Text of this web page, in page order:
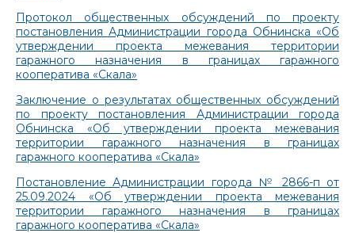
Протокол общественных обсуждений по проекту
постановления Администрации города Обнинска «Об
утверждении проекта межевания территории
гаражного назначения в границах гаражного
кооператива «Скала»
Заключение о результатах общественных обсуждений
по проекту постановления Администрации города
Обнинска «Об утверждении проекта межевания
территории гаражного назначения в границах
гаражного кооператива «Скала»
Постановление Администрации города № 2866-п от
25.09.2024 «Об утверждении проекта межевания
территории гаражного назначения в границах
гаражного кооператива «Скала»